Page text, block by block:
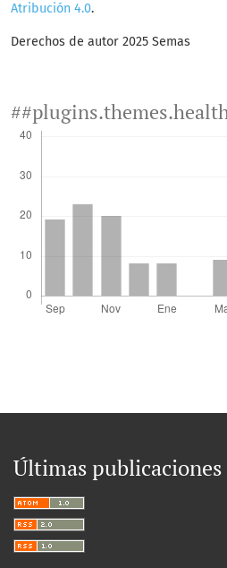
Atribución 4.0.
Derechos de autor 2025 Semas
Últimas publicaciones